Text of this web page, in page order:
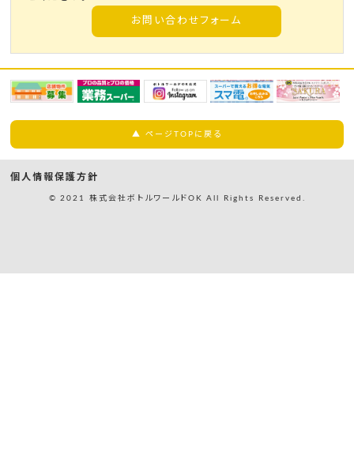
お問い合わせフォーム
▲ ページTOPに戻る
個人情報保護方針
© 2021 株式会社ボトルワールドOK All Rights Reserved.